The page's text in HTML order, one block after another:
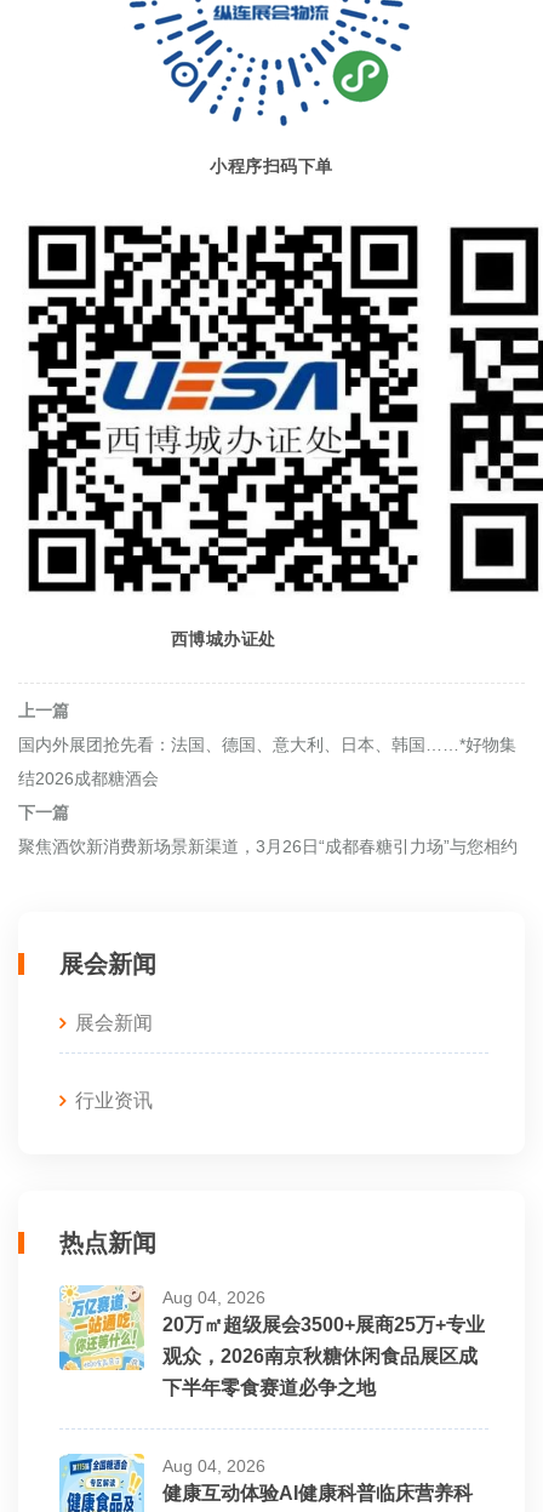
小程序扫码下单
西博城办证处
上一篇
国内外展团抢先看：法国、德国、意大利、日本、韩国……*好物集
结2026成都糖酒会
下一篇
聚焦酒饮新消费新场景新渠道，3月26日“成都春糖引力场”与您相约
展会新闻
展会新闻
行业资讯
热点新闻
Aug 04, 2026
20万㎡超级展会3500+展商25万+专业
观众，2026南京秋糖休闲食品展区成
下半年零食赛道必争之地
Aug 04, 2026
健康互动体验AI健康科普临床营养科